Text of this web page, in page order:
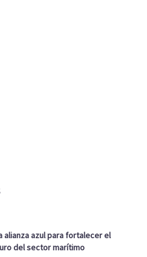
alianza azul para fortalecer el
del sector marítimo